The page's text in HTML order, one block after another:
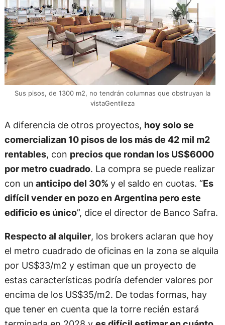
Sus pisos, de 1300 m2, no tendrán columnas que obstruyan la
vistaGentileza
A diferencia de otros proyectos, hoy solo se
comercializan 10 pisos de los más de 42 mil m2
rentables, con precios que rondan los US$6000
por metro cuadrado. La compra se puede realizar
con un anticipo del 30% y el saldo en cuotas. “Es
difícil vender en pozo en Argentina pero este
edificio es único”, dice el director de Banco Safra.
Respecto al alquiler, los brokers aclaran que hoy
el metro cuadrado de oficinas en la zona se alquila
por US$33/m2 y estiman que un proyecto de
estas características podría defender valores por
encima de los US$35/m2. De todas formas, hay
que tener en cuenta que la torre recién estará